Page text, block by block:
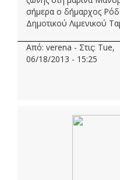
σήμερα ο δήμαρχος
Δημοτικού Λιμενικού
Από: verena - Στις: Tue,
06/18/2013 - 15:25